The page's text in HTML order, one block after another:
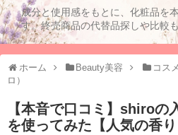
成分と使用感をもとに、化粧品を
す。終売商品の代替品探しや比較
ホーム Beauty美容 コス
ロ）
【本音で口コミ】shiroの
を使ってみた【人気の香り